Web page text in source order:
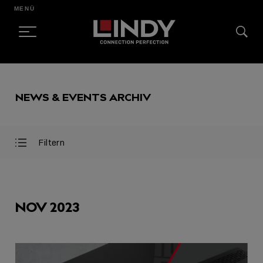
CONTENT
MENÜ
NEWS & EVENTS ARCHIV
Filter
Filter
Filtern
AUSGEWÄHLT
NOV 2023